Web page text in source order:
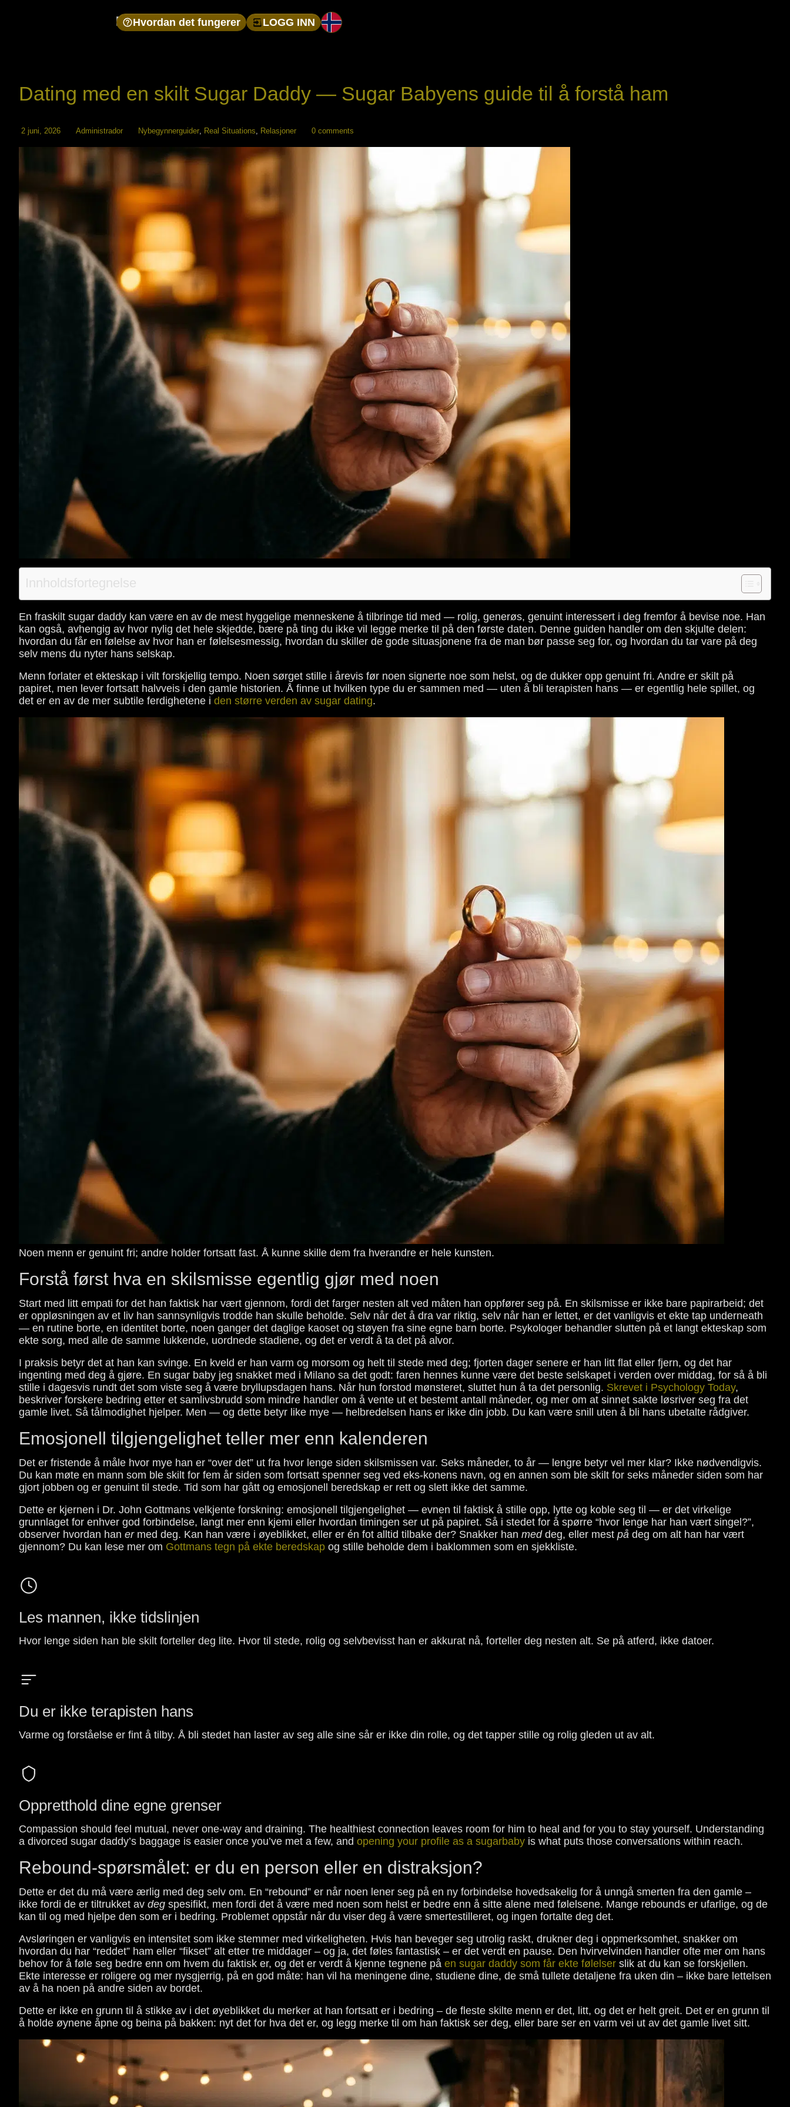
Hvordan det fungerer LOGG INN
Dating med en skilt Sugar Daddy — Sugar Babyens guide til å forstå ham
2 juni, 2026 Administrador Nybegynnerguider, Real Situations, Relasjoner 0 comments
Innholdsfortegnelse
En fraskilt sugar daddy kan være en av de mest hyggelige menneskene å tilbringe tid med — rolig, generøs, genuint interessert i deg fremfor å bevise noe. Han
kan også, avhengig av hvor nylig det hele skjedde, bære på ting du ikke vil legge merke til på den første daten. Denne guiden handler om den skjulte delen:
hvordan du får en følelse av hvor han er følelsesmessig, hvordan du skiller de gode situasjonene fra de man bør passe seg for, og hvordan du tar vare på deg
selv mens du nyter hans selskap.
Menn forlater et ekteskap i vilt forskjellig tempo. Noen sørget stille i årevis før noen signerte noe som helst, og de dukker opp genuint fri. Andre er skilt på
papiret, men lever fortsatt halvveis i den gamle historien. Å finne ut hvilken type du er sammen med — uten å bli terapisten hans — er egentlig hele spillet, og
det er en av de mer subtile ferdighetene i den større verden av sugar dating.
Noen menn er genuint fri; andre holder fortsatt fast. Å kunne skille dem fra hverandre er hele kunsten.
Forstå først hva en skilsmisse egentlig gjør med noen
Start med litt empati for det han faktisk har vært gjennom, fordi det farger nesten alt ved måten han oppfører seg på. En skilsmisse er ikke bare papirarbeid; det
er oppløsningen av et liv han sannsynligvis trodde han skulle beholde. Selv når det å dra var riktig, selv når han er lettet, er det vanligvis et ekte tap underneath
— en rutine borte, en identitet borte, noen ganger det daglige kaoset og støyen fra sine egne barn borte. Psykologer behandler slutten på et langt ekteskap som
ekte sorg, med alle de samme lukkende, uordnede stadiene, og det er verdt å ta det på alvor.
I praksis betyr det at han kan svinge. En kveld er han varm og morsom og helt til stede med deg; fjorten dager senere er han litt flat eller fjern, og det har
ingenting med deg å gjøre. En sugar baby jeg snakket med i Milano sa det godt: faren hennes kunne være det beste selskapet i verden over middag, for så å bli
stille i dagesvis rundt det som viste seg å være bryllupsdagen hans. Når hun forstod mønsteret, sluttet hun å ta det personlig. Skrevet i Psychology Today,
beskriver forskere bedring etter et samlivsbrudd som mindre handler om å vente ut et bestemt antall måneder, og mer om at sinnet sakte løsriver seg fra det
gamle livet. Så tålmodighet hjelper. Men — og dette betyr like mye — helbredelsen hans er ikke din jobb. Du kan være snill uten å bli hans ubetalte rådgiver.
Emosjonell tilgjengelighet teller mer enn kalenderen
Det er fristende å måle hvor mye han er “over det” ut fra hvor lenge siden skilsmissen var. Seks måneder, to år — lengre betyr vel mer klar? Ikke nødvendigvis.
Du kan møte en mann som ble skilt for fem år siden som fortsatt spenner seg ved eks-konens navn, og en annen som ble skilt for seks måneder siden som har
gjort jobben og er genuint til stede. Tid som har gått og emosjonell beredskap er rett og slett ikke det samme.
Dette er kjernen i Dr. John Gottmans velkjente forskning: emosjonell tilgjengelighet — evnen til faktisk å stille opp, lytte og koble seg til — er det virkelige
grunnlaget for enhver god forbindelse, langt mer enn kjemi eller hvordan timingen ser ut på papiret. Så i stedet for å spørre “hvor lenge har han vært singel?”,
observer hvordan han ermed deg. Kan han være i øyeblikket, eller er én fot alltid tilbake der? Snakker han meddeg, eller mest på deg om alt han har vært
gjennom? Du kan lese mer om Gottmans tegn på ekte beredskap og stille beholde dem i baklommen som en sjekkliste.
Les mannen, ikke tidslinjen
Hvor lenge siden han ble skilt forteller deg lite. Hvor til stede, rolig og selvbevisst han er akkurat nå, forteller deg nesten alt. Se på atferd, ikke datoer.
Du er ikke terapisten hans
Varme og forståelse er fint å tilby. Å bli stedet han laster av seg alle sine sår er ikke din rolle, og det tapper stille og rolig gleden ut av alt.
Oppretthold dine egne grenser
Compassion should feel mutual, never one-way and draining. The healthiest connection leaves room for him to heal and for you to stay yourself. Understanding
a divorced sugar daddy’s baggage is easier once you’ve met a few, and opening your profile as a sugarbaby is what puts those conversations within reach.
Rebound-spørsmålet: er du en person eller en distraksjon?
Dette er det du må være ærlig med deg selv om. En “rebound” er når noen lener seg på en ny forbindelse hovedsakelig for å unngå smerten fra den gamle –
ikke fordi de er tiltrukket av deg spesifikt, men fordi det å være med noen som helst er bedre enn å sitte alene med følelsene. Mange rebounds er ufarlige, og de
kan til og med hjelpe den som er i bedring. Problemet oppstår når du viser deg å være smertestilleret, og ingen fortalte deg det.
Avsløringen er vanligvis en intensitet som ikke stemmer med virkeligheten. Hvis han beveger seg utrolig raskt, drukner deg i oppmerksomhet, snakker om
hvordan du har “reddet” ham eller “fikset” alt etter tre middager – og ja, det føles fantastisk – er det verdt en pause. Den hvirvelvinden handler ofte mer om hans
behov for å føle seg bedre enn om hvem du faktisk er, og det er verdt å kjenne tegnene på en sugar daddy som får ekte følelser slik at du kan se forskjellen.
Ekte interesse er roligere og mer nysgjerrig, på en god måte: han vil ha meningene dine, studiene dine, de små tullete detaljene fra uken din – ikke bare lettelsen
av å ha noen på andre siden av bordet.
Dette er ikke en grunn til å stikke av i det øyeblikket du merker at han fortsatt er i bedring – de fleste skilte menn er det, litt, og det er helt greit. Det er en grunn til
å holde øynene åpne og beina på bakken: nyt det for hva det er, og legg merke til om han faktisk ser deg, eller bare ser en varm vei ut av det gamle livet sitt.